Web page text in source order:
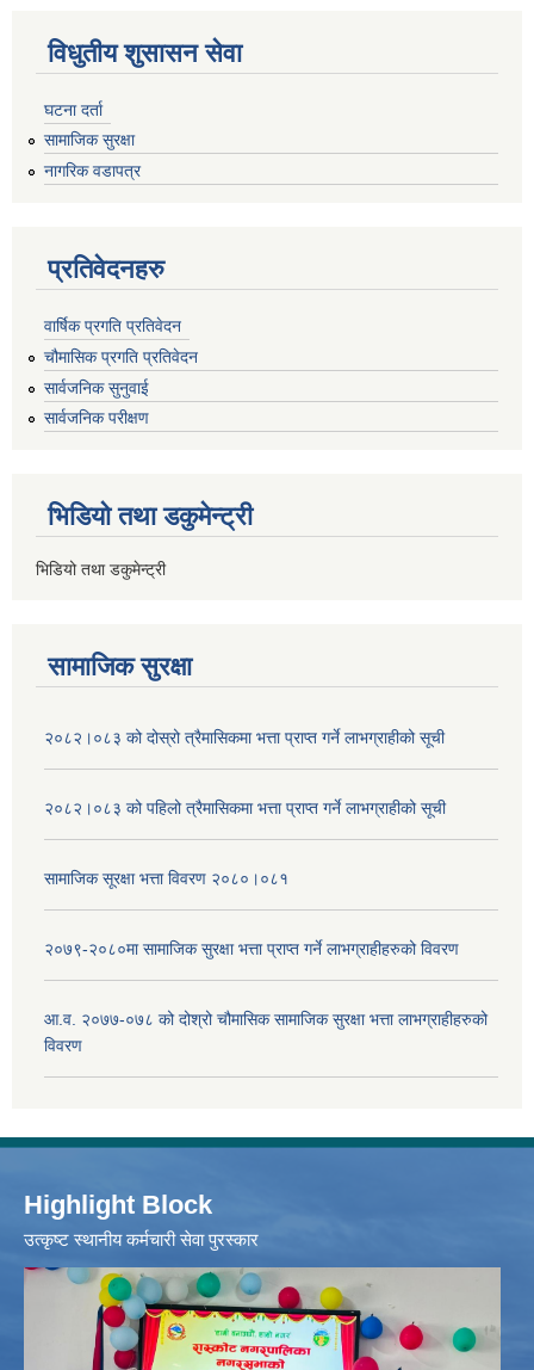
विधुतीय शुसासन सेवा
घटना दर्ता
सामाजिक सुरक्षा
नागरिक वडापत्र
प्रतिवेदनहरु
वार्षिक प्रगति प्रतिवेदन
चौमासिक प्रगति प्रतिवेदन
सार्वजनिक सुनुवाई
सार्वजनिक परीक्षण
भिडियो तथा डकुमेन्ट्री
भिडियो तथा डकुमेन्ट्री
सामाजिक सुरक्षा
२०८२।०८३ को दोस्रो त्रैमासिकमा भत्ता प्राप्‍त गर्ने लाभग्राहीको सूची
२०८२।०८३ को पहिलो त्रैमासिकमा भत्ता प्राप्‍त गर्ने लाभग्राहीको सूची
सामाजिक सूरक्षा भत्ता विवरण २०८०।०८१
२०७९-२०८०मा सामाजिक सुरक्षा भत्ता प्राप्त गर्ने लाभग्राहीहरुको विवरण
आ.व. २०७७-०७८ को दोश्रो चौमासिक सामाजिक सुरक्षा भत्ता लाभग्राहीहरुको
विवरण
Highlight Block
उत्‍कृष्ट स्थानीय कर्मचारी सेवा पुरस्कार